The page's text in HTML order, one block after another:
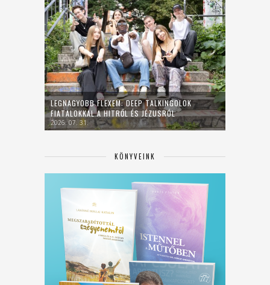
LEGNAGYOBB FLEXEM: DEEP TALKINGOLOK
FIATALOKKAL A HITRŐL ÉS JÉZUSRÓL
2026. 07. 31.
KÖNYVEINK